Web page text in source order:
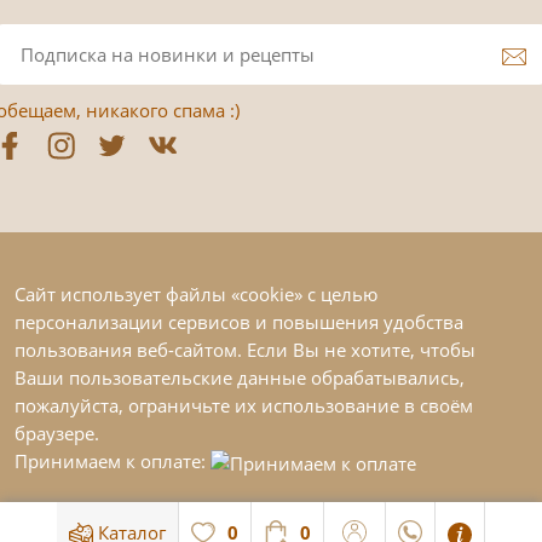
Каталог 0 0
никакого спама :)
Сайт использует файлы «cookie» с целью
персонализации сервисов и повышения удобства
пользования веб-сайтом. Если Вы не хотите, чтобы
Ваши пользовательские данные обрабатывались,
пожалуйста, ограничьте их использование в своём
браузере.
Принимаем к оплате: